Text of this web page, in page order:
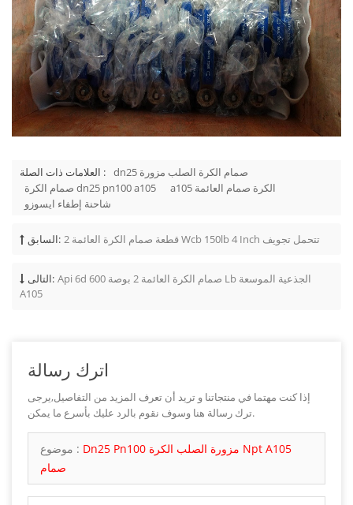
العلامات ذات الصلة :
dn25 صمام الكرة الصلب مزورة
صمام الكرة dn25 pn100 a105
a105 الكرة صمام العائمة
شاحنة إطفاء ايسوزو
السابق: 2 قطعة صمام الكرة العائمة Wcb 150lb 4 Inch تتحمل تجويف
التالى: Api 6d صمام الكرة العائمة 2 بوصة 600 Lb الجذعية الموسعة
A105
اترك رسالة
إذا كنت مهتما في منتجاتنا و تريد أن تعرف المزيد من التفاصيل,يرجى
ترك رسالة هنا وسوف نقوم بالرد عليك بأسرع ما يمكن.
موضوع : Dn25 Pn100 مزورة الصلب الكرة Npt A105
صمام